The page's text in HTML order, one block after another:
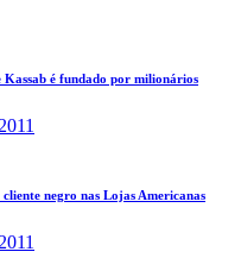
é fundado por milionários
cliente negro nas Lojas Americanas